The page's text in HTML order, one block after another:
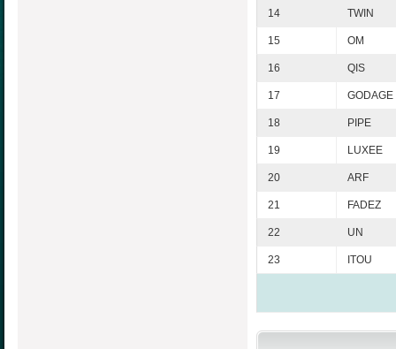
14 TWIN
15 OM
16 QIS
17 GODAGE
18 PIPE
19 LUXEE
20 ARF
21 FADEZ
22 UN
23 ITOU